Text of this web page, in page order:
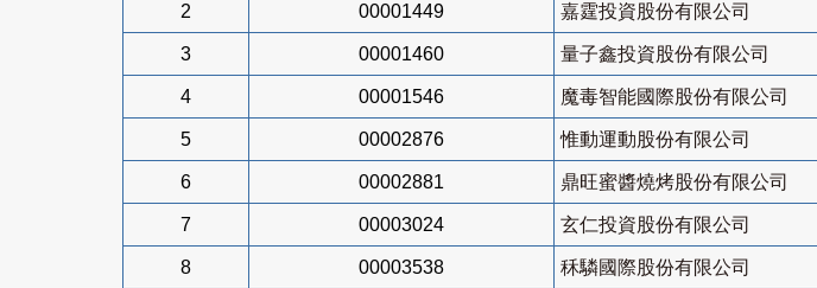
2 00001449 嘉霆投資股份有限公司
3 00001460 量子鑫投資股份有限公司
4 00001546 魔毒智能國際股份有限公司
5 00002876 惟動運動股份有限公司
6 00002881 鼎旺蜜醬燒烤股份有限公司
7 00003024 玄仁投資股份有限公司
8 00003538 秝驎國際股份有限公司